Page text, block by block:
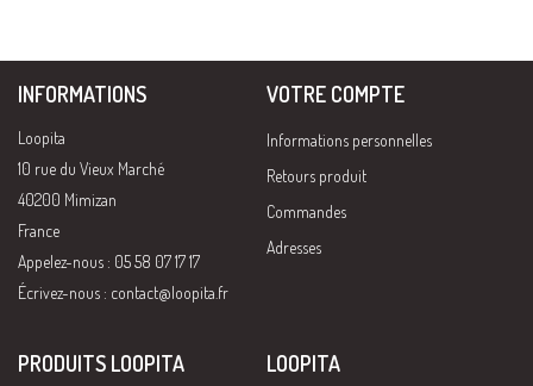
INFORMATIONS
Loopita
10 rue du Vieux Marché
40200 Mimizan
France
Appelez-nous : 05 58 07 17 17
Écrivez-nous : contact@loopita.fr
VOTRE COMPTE
Informations personnelles
Retours produit
Commandes
Adresses
PRODUITS LOOPITA LOOPITA